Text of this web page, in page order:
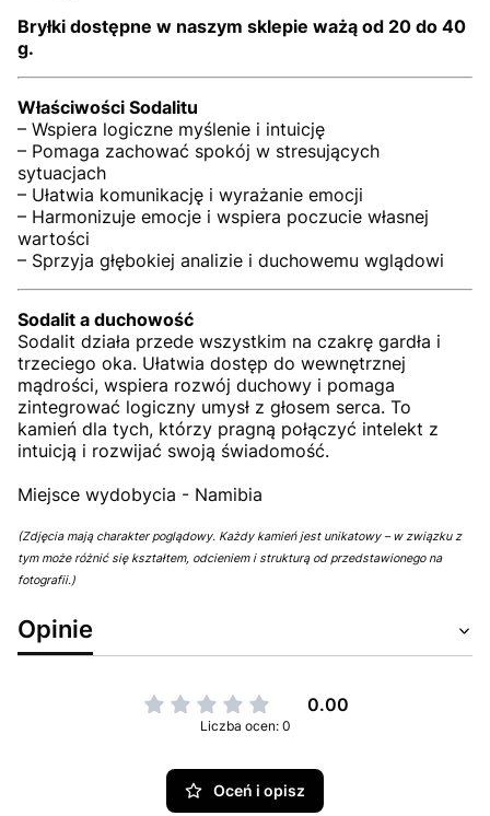
Bryłki dostępne w naszym sklepie ważą od 20 do 40
g.
Właściwości Sodalitu
– Wspiera logiczne myślenie i intuicję
– Pomaga zachować spokój w stresujących
sytuacjach
– Ułatwia komunikację i wyrażanie emocji
– Harmonizuje emocje i wspiera poczucie własnej
wartości
– Sprzyja głębokiej analizie i duchowemu wglądowi
Sodalit a duchowość
Sodalit działa przede wszystkim na czakrę gardła i
trzeciego oka. Ułatwia dostęp do wewnętrznej
mądrości, wspiera rozwój duchowy i pomaga
zintegrować logiczny umysł z głosem serca. To
kamień dla tych, którzy pragną połączyć intelekt z
intuicją i rozwijać swoją świadomość.
Miejsce wydobycia - Namibia
(Zdjęcia mają charakter poglądowy. Każdy kamień jest unikatowy – w związku z
tym może różnić się kształtem, odcieniem i strukturą od przedstawionego na
fotografii.)
Opinie
0.00
Liczba ocen: 0
Oceń i opisz